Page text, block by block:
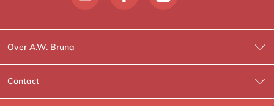
Over A.W. Bruna
Wat wij doen
Wie is Wie?
Contact
Contactinformatie